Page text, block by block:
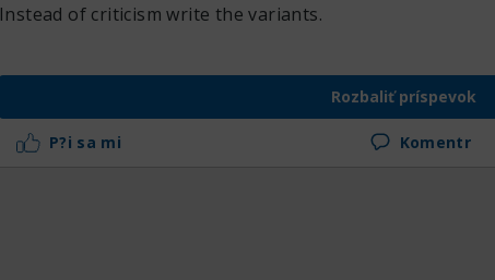
Instead of criticism write the variants.
Rozbaliť príspevok
P?i sa mi Komentr